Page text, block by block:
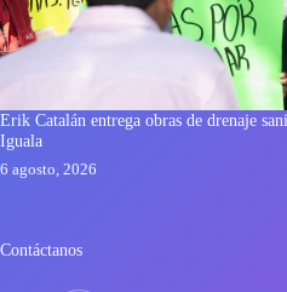
Erik Catalán entrega obras de drenaje
Iguala
6 agosto, 2026
Contáctanos